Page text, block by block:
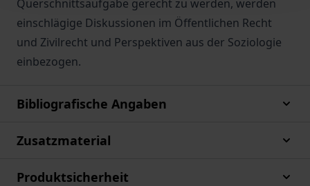
Querschnittsaufgabe gerecht zu werden, werden
einschlägige Diskussionen im Öffentlichen Recht
und Zivilrecht und Perspektiven aus der Soziologie
einbezogen.
Bibliografische Angaben
Zusatzmaterial
Produktsicherheit